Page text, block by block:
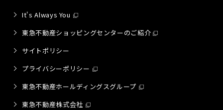
It's Always You
東急不動産ショッピングセンターのご紹介
サイトポリシー
プライバシーポリシー
東急不動産ホールディングスグループ
東急不動産株式会社